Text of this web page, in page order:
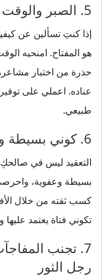
5. الصبر والوقت
إذا كنتِ تسألين عن
هو المفتاح. امنحيه
حذرة من اختبار
عناده. اعملي على
طبيعي.
6. كوني بسيطة وصادقة لبناء علاقة ثابتة
التعقيد ليس في
بسيطة وعفوية،
كسب ثقته من خلال
تكوني فتاة يعتمد عليها
7. تجنب
رجل الثور